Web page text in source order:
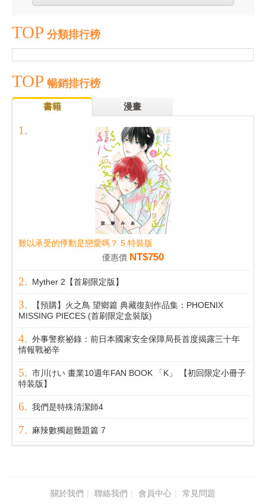
TOP 分類排行榜
TOP 暢銷排行榜
書籍 漫畫
難以承受的悸動是戀愛嗎？ 5 特裝版
優惠價 NT$750
Myther 2【首刷限定版】
【預購】火之鳥 望鄉篇 典藏復刻作品集：PHOENIX
MISSING PIECES (首刷限定盒裝版)
外事警察祕錄：前日本國家安全保障局長首度揭露三十年
情報戰祕辛
市川けい 畫業10週年FAN BOOK 「K」 【初回限定小冊子
特装版】
我們是特殊清潔師4
麻辣數獨超難題篇 7
關於我們 聯絡我們 會員中心 常見問題